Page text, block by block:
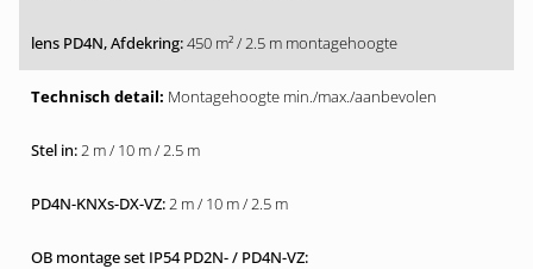
450 m² / 2.5 m montagehoogte
Montagehoogte min./max./aanbevolen
2 m / 10 m / 2.5 m
2 m / 10 m / 2.5 m